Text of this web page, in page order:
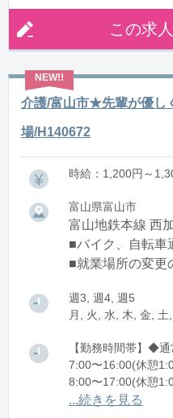
この求
介護/富山市★先輩が優し
場/H140672
時給：1,200円～
富山県富山市
富山地鉄本線 西
■バイク、自転車
■就業場所の変更
週3, 週4, 週5
月, 火, 水, 木, 金, 土
【勤務時間帯】◆
7:00〜16:00(休憩
8:00〜17:00(休憩
12:00〜21:00(休憩
...続きを見る